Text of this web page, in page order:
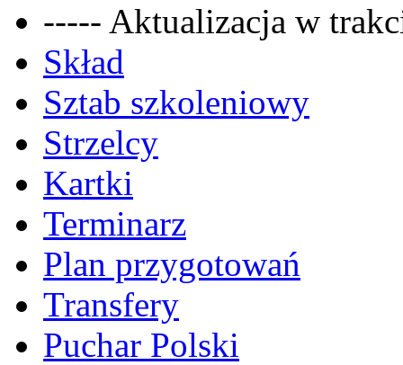
----- Aktualizacja w
Skład
Sztab szkoleniowy
Strzelcy
Kartki
Terminarz
Plan przygotowań
Transfery
Puchar Polski